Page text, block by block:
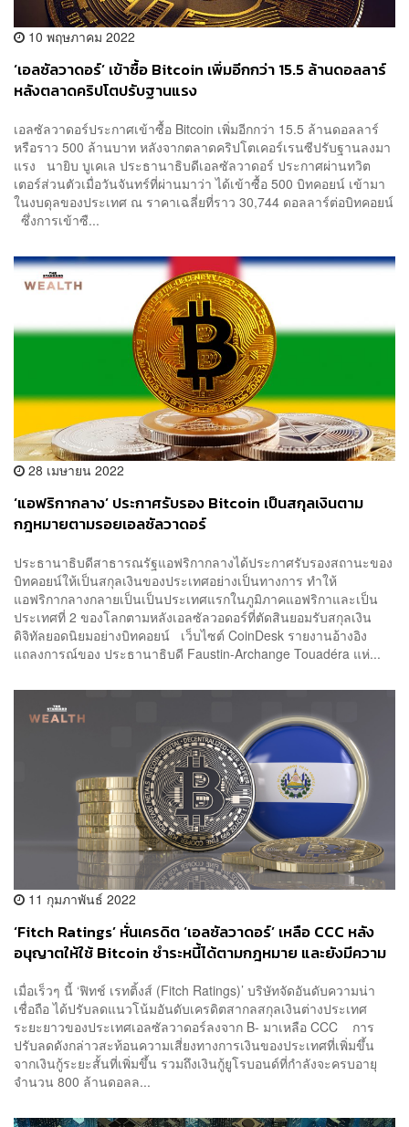
10 พฤษภาคม 2022
‘เอลซัลวาดอร์’ เข้าซื้อ Bitcoin เพิ่มอีกกว่า 15.5 ล้านดอลลาร์
หลังตลาดคริปโตปรับฐานแรง
เอลซัลวาดอร์ประกาศเข้าซื้อ Bitcoin เพิ่มอีกกว่า 15.5 ล้านดอลลาร์
หรือราว 500 ล้านบาท หลังจากตลาดคริปโตเคอร์เรนซีปรับฐานลงมา
แรง นายิบ บูเคเล ประธานาธิบดีเอลซัลวาดอร์ ประกาศผ่านทวิต
เตอร์ส่วนตัวเมื่อวันจันทร์ที่ผ่านมาว่า ได้เข้าซื้อ 500 บิทคอยน์ เข้ามา
ในงบดุลของประเทศ ณ ราคาเฉลี่ยที่ราว 30,744 ดอลลาร์ต่อบิทคอยน์
ซึ่งการเข้าซื...
28 เมษายน 2022
‘แอฟริกากลาง’ ประกาศรับรอง Bitcoin เป็นสกุลเงินตาม
กฎหมายตามรอยเอลซัลวาดอร์
ประธานาธิบดีสาธารณรัฐแอฟริกากลางได้ประกาศรับรองสถานะของ
บิทคอยน์ให้เป็นสกุลเงินของประเทศอย่างเป็นทางการ ทำให้
แอฟริกากลางกลายเป็นเป็นประเทศแรกในภูมิภาคแอฟริกาและเป็น
ประเทศที่ 2 ของโลกตามหลังเอลซัลวอดอร์ที่ตัดสินยอมรับสกุลเงิน
ดิจิทัลยอดนิยมอย่างบิทคอยน์ เว็บไซต์ CoinDesk รายงานอ้างอิง
แถลงการณ์ของ ประธานาธิบดี Faustin-Archange Touadéra แห่...
11 กุมภาพันธ์ 2022
‘Fitch Ratings’ หั่นเครดิต ‘เอลซัลวาดอร์’ เหลือ CCC หลัง
อนุญาตให้ใช้ Bitcoin ชำระหนี้ได้ตามกฎหมาย และยังมีความ
เมื่อเร็วๆ นี้ ‘ฟิทช์ เรทติ้งส์ (Fitch Ratings)’ บริษัทจัดอันดับความน่า
เชื่อถือ ได้ปรับลดแนวโน้มอันดับเครดิตสากลสกุลเงินต่างประเทศ
ระยะยาวของประเทศเอลซัลวาดอร์ลงจาก B- มาเหลือ CCC การ
ปรับลดดังกล่าวสะท้อนความเสี่ยงทางการเงินของประเทศที่เพิ่มขึ้น
จากเงินกู้ระยะสั้นที่เพิ่มขึ้น รวมถึงเงินกู้ยูโรบอนด์ที่กำลังจะครบอายุ
จำนวน 800 ล้านดอลล...